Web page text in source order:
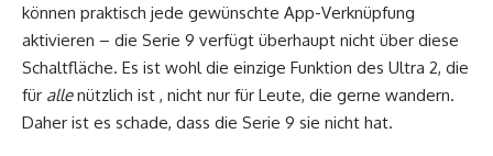
können praktisch jede gewünschte App-Verknüpfung
aktivieren – die Serie 9 verfügt überhaupt nicht über diese
Schaltfläche. Es ist wohl die einzige Funktion des Ultra 2, die
für allenützlich ist , nicht nur für Leute, die gerne wandern.
Daher ist es schade, dass die Serie 9 sie nicht hat.